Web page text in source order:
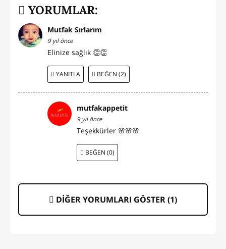
YORUMLAR:
Mutfak Sırlarım
9 yıl önce
Elinize sağlık 👏👏
YANITLA BEĞEN (2)
mutfakappetit
9 yıl önce
Teşekkürler 🌸🌸🌸
BEĞEN (0)
DİĞER YORUMLARI GÖSTER (1)